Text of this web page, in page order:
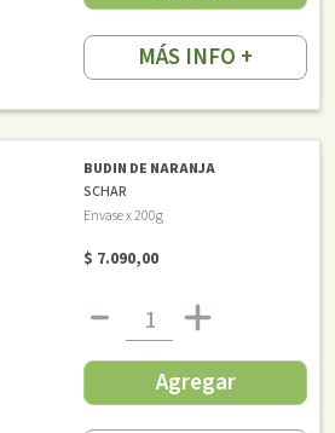
MÁS INFO +
BUDIN DE NARANJA
SCHAR
Envase x 200g
$ 7.090,00
Agregar